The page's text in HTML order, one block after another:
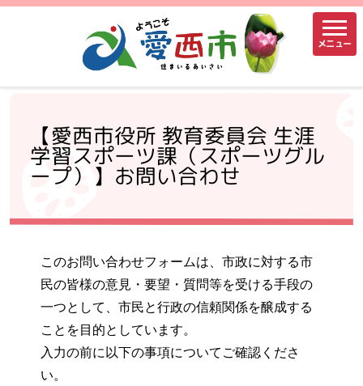
メニュー
【愛西市役所 教育委員会 生涯
学習スポーツ課（スポーツグル
ープ）】お問い合わせ
このお問い合わせフォームは、市政に対する市
民の皆様の意見・要望・質問等を受ける手段の
一つとして、市民と行政の信頼関係を醸成する
ことを目的としています。
入力の前に以下の事項についてご確認くださ
い。